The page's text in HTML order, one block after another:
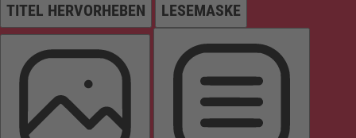
TITEL HERVORHEBEN LESEMASKE